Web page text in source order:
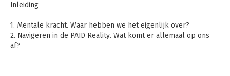
Inleiding
1. Mentale kracht. Waar hebben we het eigenlijk over?
2. Navigeren in de PAID Reality. Wat komt er allemaal op ons
af?